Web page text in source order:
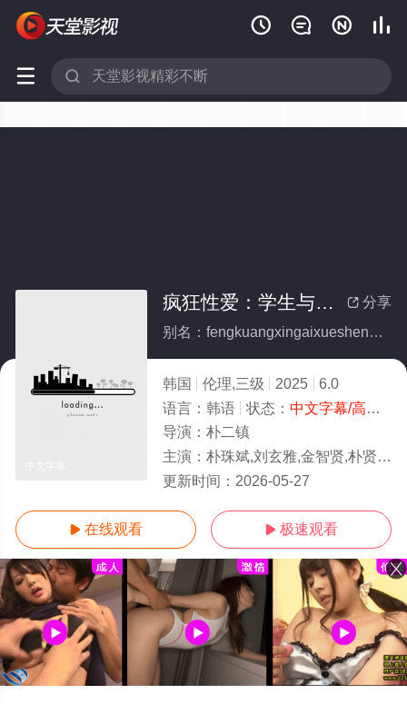
   
 
 分享
疯狂性爱：学生与老师，姐夫与小姨子以及
别名：fengkuangxingaixueshengyulaoshijiefuyuxiaoyiziyiji
韩国 伦理,三级 2025
6.0
语言： 韩语 状态： 中文字幕/高清
导演： 朴二镇
主演： 朴珠斌,刘玄雅,金智贤,朴贤贞,闵道允,崔宇锡,尚宇,时宇
更新时间： 2026-05-27
 在线观看  极速观看